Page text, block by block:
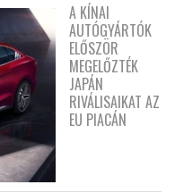
A KÍNAI
AUTÓGYÁRTÓK
ELŐSZÖR
MEGELŐZTÉK
JAPÁN
RIVÁLISAIKAT AZ
EU PIACÁN